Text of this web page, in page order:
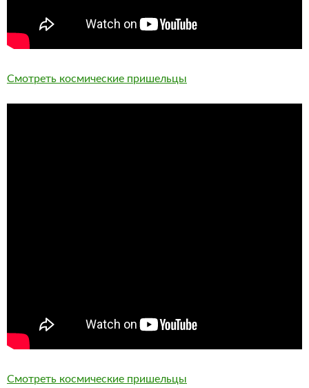
Смотреть космические пришельцы
Смотреть космические пришельцы